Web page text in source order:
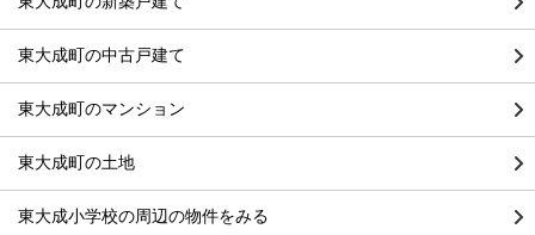
東大成町の中古戸建て
東大成町のマンション
東大成町の土地
東大成小学校の周辺の物件をみる